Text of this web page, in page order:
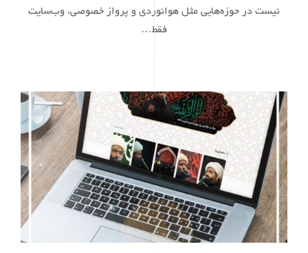
نیست در حوزه‌هایی مثل هوانوردی و پرواز خصوصی، وب‌سایت
فقط…